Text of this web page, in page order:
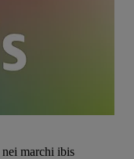
nei marchi ibis